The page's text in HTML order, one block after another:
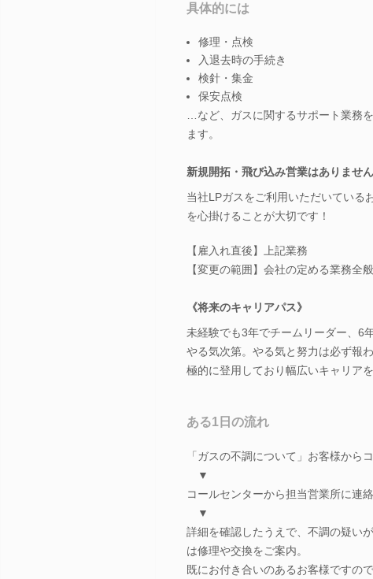
具体的には
修理・点検
入退去時の手続き
検針・集金
保安点検
…など、ガスに関するサポート業務
ます。
新規開拓・飛び込み営業はありません
当社LPガスをご利用いただいている
を心掛けることが大切です！
【雇入れ直後】上記業務
【変更の範囲】会社の定める業務全般
《将来のキャリアパス》
未経験でも3年でチームリーダー、6
やる気次第。やる気と努力は必ず報
極的に登用しており幅広いキャリア
ある1日の流れ
「ガスの不調について」お客様から
▼
コールセンターから担当営業所に連
▼
詳細を確認したうえで、不調の疑い
は修理や交換をご案内。
既にお付き合いのあるお客様ですの